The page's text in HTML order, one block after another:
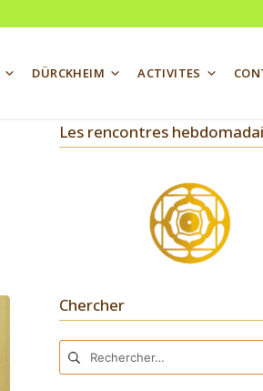
DÜRCKHEIM ACTIVITES
Les rencontres
Chercher